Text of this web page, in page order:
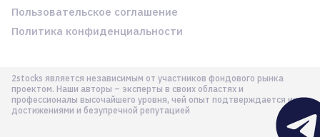
2stocks является независимым от участников фондового рынка
проектом. Наши авторы – эксперты в своих областях и
профессионалы высочайшего уровня, чей опыт подтверждается их
достижениями и безупречной репутацией
Пользовательское соглашение
Политика конфиденциальности